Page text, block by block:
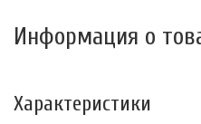
Информация о
Характеристики